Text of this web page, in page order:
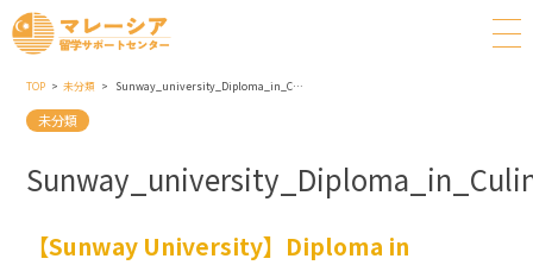
TOP 未分類 Sunway_university_Diploma_in_Culinary_Arts
未分類
【Sunway University】Diploma in